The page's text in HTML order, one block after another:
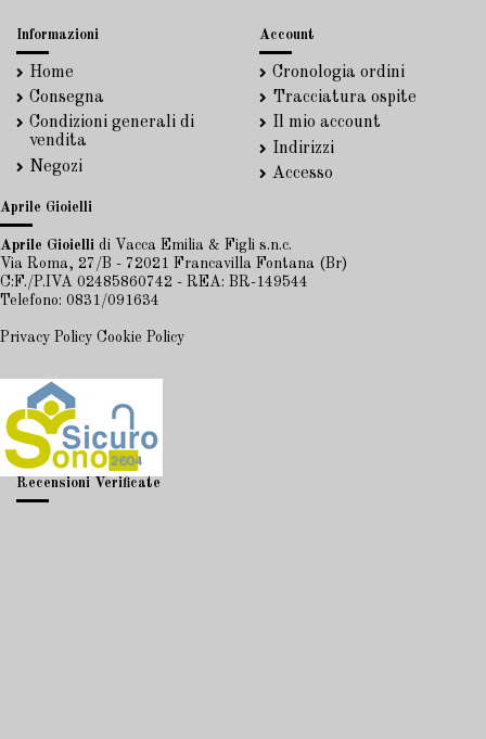
Informazioni
Home
Consegna
Condizioni generali di
vendita
Negozi
Account
Cronologia ordini
Tracciatura ospite
Il mio account
Indirizzi
Accesso
Aprile Gioielli
Aprile Gioielli di Vacca Emilia & Figli s.n.c.
Via Roma, 27/B - 72021 Francavilla Fontana (Br)
C:F./P.IVA 02485860742 - REA: BR-149544
Telefono: 0831/091634
Privacy Policy Cookie Policy
Recensioni Verificate